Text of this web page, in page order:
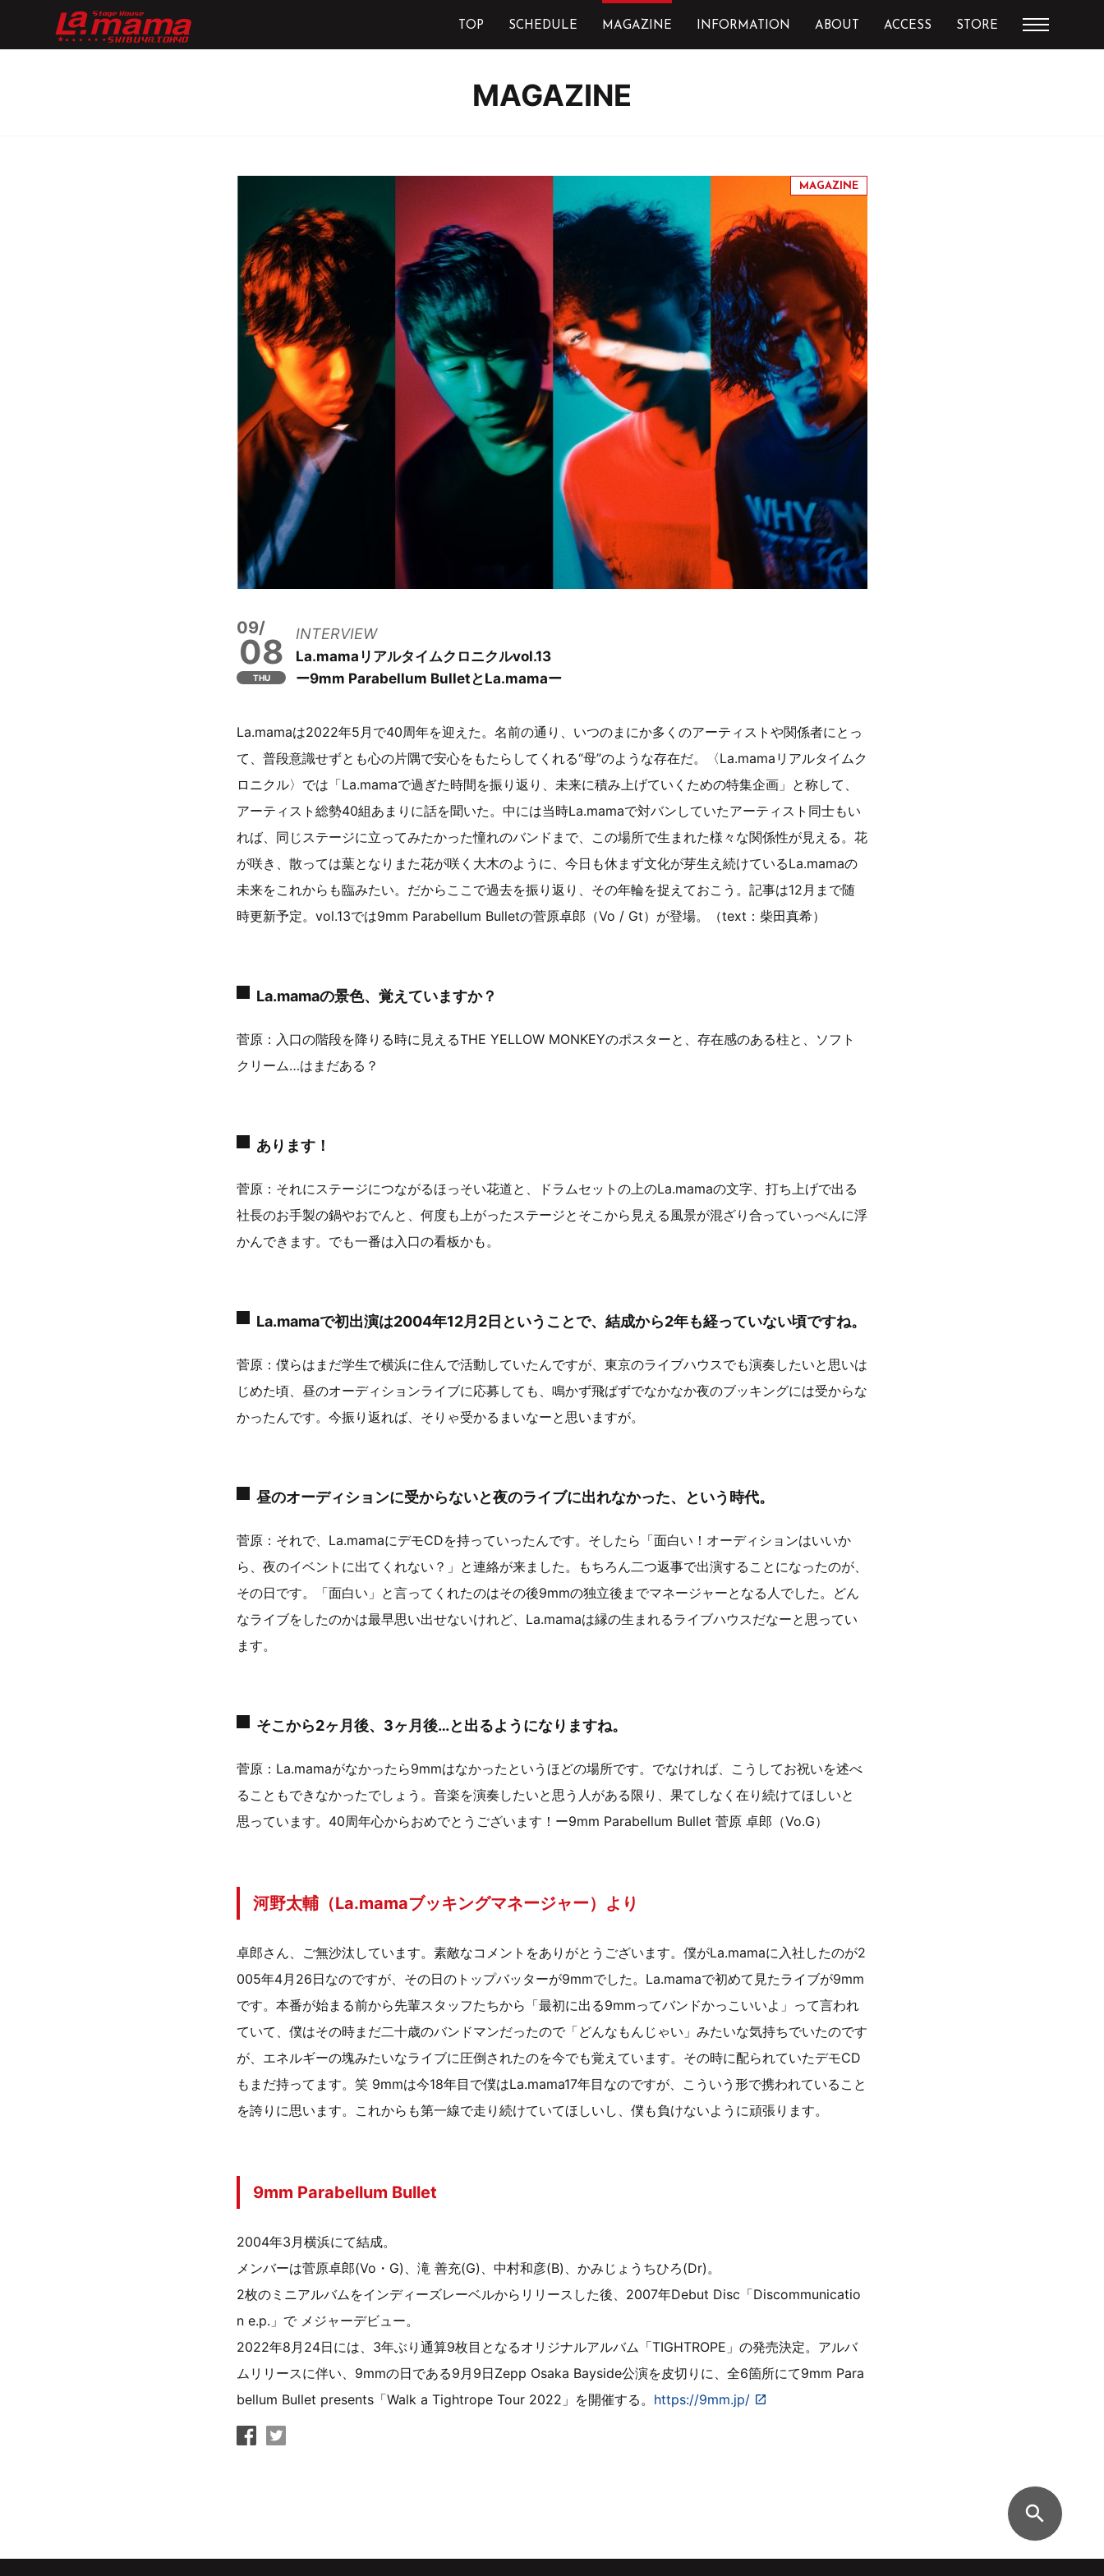
TOP SCHEDULE MAGAZINE INFORMATION ABOUT ACCESS STORE
MAGAZINE
09/
08
THU
INTERVIEW
La.mamaリアルタイムクロニクルvol.13
ー9mm Parabellum BulletとLa.mamaー
La.mamaは2022年5月で40周年を迎えた。名前の通り、いつのまにか多くのアーティストや関係者にとっ
て、普段意識せずとも心の片隅で安心をもたらしてくれる“母”のような存在だ。〈La.mamaリアルタイムク
ロニクル〉では「La.mamaで過ぎた時間を振り返り、未来に積み上げていくための特集企画」と称して、
アーティスト総勢40組あまりに話を聞いた。中には当時La.mamaで対バンしていたアーティスト同士もい
れば、同じステージに立ってみたかった憧れのバンドまで、この場所で生まれた様々な関係性が見える。花
が咲き、散っては葉となりまた花が咲く大木のように、今日も休まず文化が芽生え続けているLa.mamaの
未来をこれからも臨みたい。だからここで過去を振り返り、その年輪を捉えておこう。記事は12月まで随
時更新予定。vol.13では9mm Parabellum Bulletの菅原卓郎（Vo / Gt）が登場。（text：柴田真希）
La.mamaの景色、覚えていますか？
菅原：入口の階段を降りる時に見えるTHE YELLOW MONKEYのポスターと、存在感のある柱と、ソフト
クリーム…はまだある？
あります！
菅原：それにステージにつながるほっそい花道と、ドラムセットの上のLa.mamaの文字、打ち上げで出る
社長のお手製の鍋やおでんと、何度も上がったステージとそこから見える風景が混ざり合っていっぺんに浮
かんできます。でも一番は入口の看板かも。
La.mamaで初出演は2004年12月2日ということで、結成から2年も経っていない頃ですね。
菅原：僕らはまだ学生で横浜に住んで活動していたんですが、東京のライブハウスでも演奏したいと思いは
じめた頃、昼のオーディションライブに応募しても、鳴かず飛ばずでなかなか夜のブッキングには受からな
かったんです。今振り返れば、そりゃ受かるまいなーと思いますが。
昼のオーディションに受からないと夜のライブに出れなかった、という時代。
菅原：それで、La.mamaにデモCDを持っていったんです。そしたら「面白い！オーディションはいいか
ら、夜のイベントに出てくれない？」と連絡が来ました。もちろん二つ返事で出演することになったのが、
その日です。「面白い」と言ってくれたのはその後9mmの独立後までマネージャーとなる人でした。どん
なライブをしたのかは最早思い出せないけれど、La.mamaは縁の生まれるライブハウスだなーと思ってい
ます。
そこから2ヶ月後、3ヶ月後…と出るようになりますね。
菅原：La.mamaがなかったら9mmはなかったというほどの場所です。でなければ、こうしてお祝いを述べ
ることもできなかったでしょう。音楽を演奏したいと思う人がある限り、果てしなく在り続けてほしいと
思っています。40周年心からおめでとうございます！ー9mm Parabellum Bullet 菅原 卓郎（Vo.G）
河野太輔（La.mamaブッキングマネージャー）より
卓郎さん、ご無沙汰しています。素敵なコメントをありがとうございます。僕がLa.mamaに入社したのが2
005年4月26日なのですが、その日のトップバッターが9mmでした。La.mamaで初めて見たライブが9mm
です。本番が始まる前から先輩スタッフたちから「最初に出る9mmってバンドかっこいいよ」って言われ
ていて、僕はその時まだ二十歳のバンドマンだったので「どんなもんじゃい」みたいな気持ちでいたのです
が、エネルギーの塊みたいなライブに圧倒されたのを今でも覚えています。その時に配られていたデモCD
もまだ持ってます。笑 9mmは今18年目で僕はLa.mama17年目なのですが、こういう形で携われていること
を誇りに思います。これからも第一線で走り続けていてほしいし、僕も負けないように頑張ります。
9mm Parabellum Bullet
2004年3月横浜にて結成。
メンバーは菅原卓郎(Vo・G)、滝 善充(G)、中村和彦(B)、かみじょうちひろ(Dr)。
2枚のミニアルバムをインディーズレーベルからリリースした後、2007年Debut Disc「Discommunicatio
n e.p.」で メジャーデビュー。
2022年8月24日には、3年ぶり通算9枚目となるオリジナルアルバム「TIGHTROPE」の発売決定。アルバ
ムリリースに伴い、9mmの日である9月9日Zepp Osaka Bayside公演を皮切りに、全6箇所にて9mm Para
bellum Bullet presents「Walk a Tightrope Tour 2022」を開催する。 https://9mm.jp/
search